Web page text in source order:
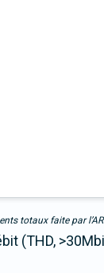
totaux faite par
(THD,